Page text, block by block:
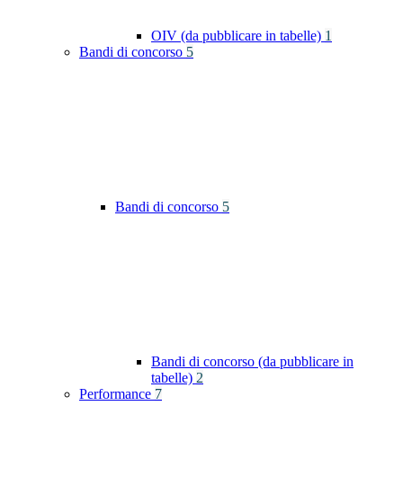
OIV (da pubblicare in tabelle) 1
Bandi di concorso 5
Bandi di concorso 5
Bandi di concorso (da pubblicare in
tabelle) 2
Performance 7